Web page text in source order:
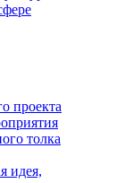
проекта
толка
идея,